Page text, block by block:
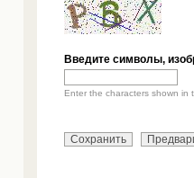
Введите символы,
Enter the characters shown in